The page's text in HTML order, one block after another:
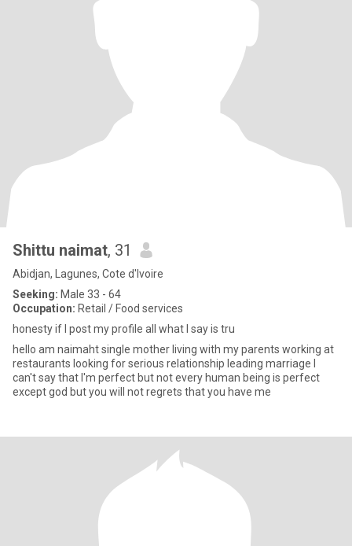
Shittu naimat, 31
Abidjan, Lagunes, Cote d'Ivoire
Seeking: Male 33 - 64
Occupation: Retail / Food services
honesty if I post my profile all what I say is tru
hello am naimaht single mother living with my parents working at
restaurants looking for serious relationship leading marriage I
can't say that I'm perfect but not every human being is perfect
except god but you will not regrets that you have me